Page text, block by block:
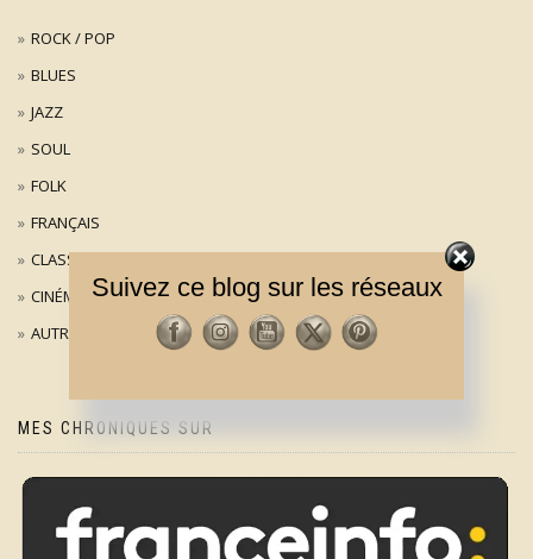
ROCK / POP
BLUES
JAZZ
SOUL
FOLK
FRANÇAIS
CLASSIQUE
CINÉMA
AUTRES
MES CHRONIQUES SUR
Suivez ce blog sur les réseaux